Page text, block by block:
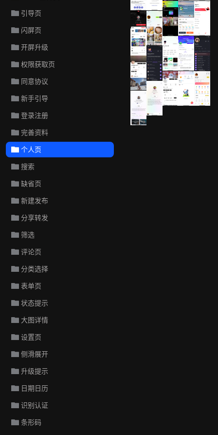
引导页
闪屏页
开屏升级
权限获取页
同意协议
新手引导
登录注册
完善资料
个人页
搜索
缺省页
新建发布
分享转发
筛选
评论页
分类选择
表单页
状态提示
大图详情
设置页
侧滑展开
升级提示
日期日历
识别认证
条形码
Jump
滑呗
Wisdom
Aura
Huddles
TIYA
滑呗
遥望
有道